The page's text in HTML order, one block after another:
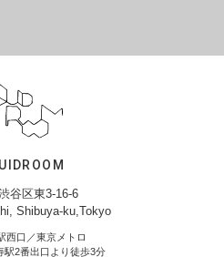
谷区東3-16-6
Shibuya-ku,Tokyo
西口／東京メトロ
駅2番出口より徒歩3分